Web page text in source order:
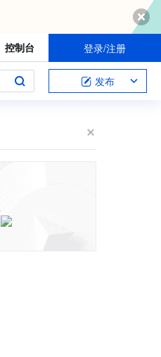
控制台 登录/注册
发布